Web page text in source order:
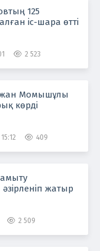
125
іс-шара өтті
2 523
Момышұлы
көрді
409
жатыр
2 509